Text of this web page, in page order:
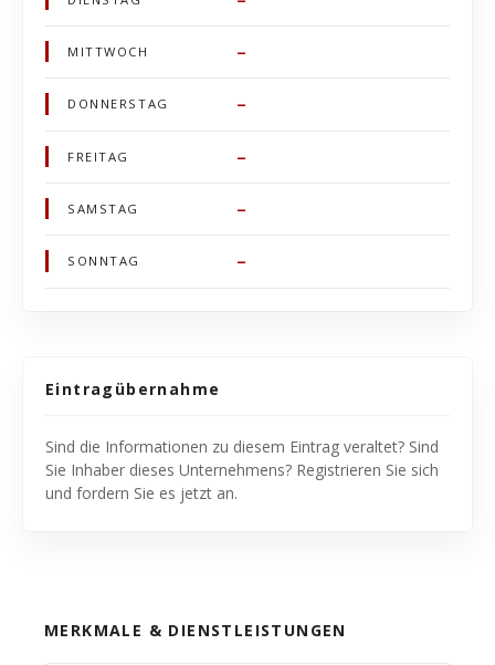
MITTWOCH –
DONNERSTAG –
FREITAG –
SAMSTAG –
SONNTAG –
Eintragübernahme
Sind die Informationen zu diesem Eintrag veraltet? Sind
Sie Inhaber dieses Unternehmens? Registrieren Sie sich
und fordern Sie es jetzt an.
MERKMALE & DIENSTLEISTUNGEN